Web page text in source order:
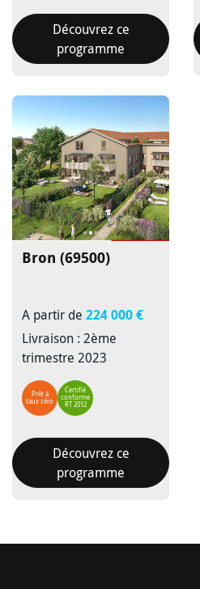
Découvrez ce
programme
Bron (69500)
A partir de 224 000 €
Livraison : 2ème
trimestre 2023
Prêt à
taux zéro
Certifié
conforme
RT 2012
Découvrez ce
programme